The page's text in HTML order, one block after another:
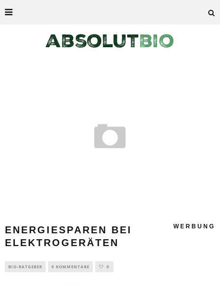
ENERGIESPAREN BEI
ELEKTROGERÄTEN
WERBUNG
BIO-RATGEBER 0 KOMMENTARE 0